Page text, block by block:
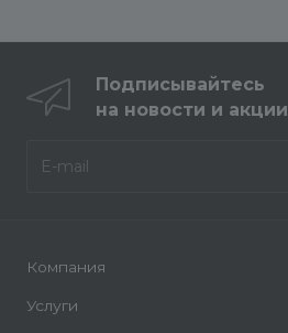
Подписывайтесь
на новости и акции
Компания
Услуги